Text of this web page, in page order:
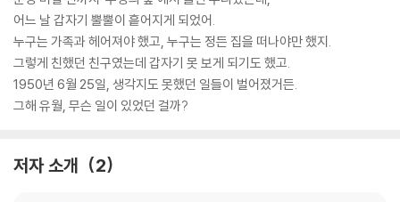
어느 날 갑자기 뿔뿔이 흩어지게 되었어.
누구는 가족과 헤어져야 했고, 누구는 정든 집을 떠나야만 했지.
그렇게 친했던 친구였는데 갑자기 못 보게 되기도 했고.
1950년 6월 25일, 생각지도 못했던 일들이 벌어졌거든.
그해 유월, 무슨 일이 있었던 걸까?
저자 소개 2